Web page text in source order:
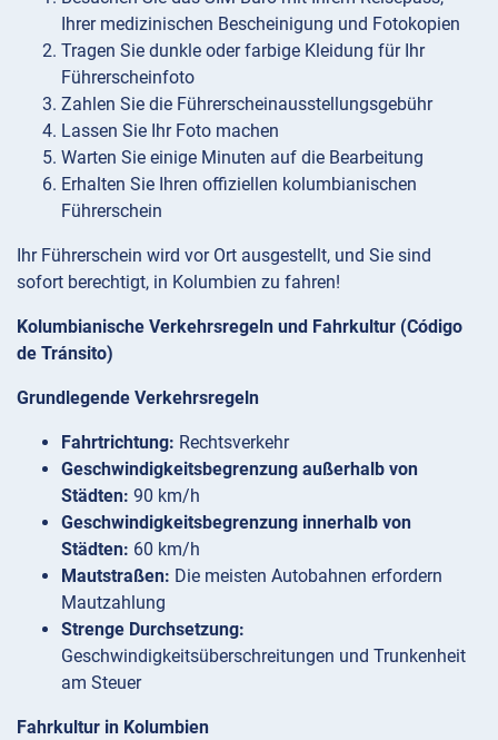
Ihrer medizinischen Bescheinigung und Fotokopien
Tragen Sie dunkle oder farbige Kleidung für Ihr
Führerscheinfoto
Zahlen Sie die Führerscheinausstellungsgebühr
Lassen Sie Ihr Foto machen
Warten Sie einige Minuten auf die Bearbeitung
Erhalten Sie Ihren offiziellen kolumbianischen
Führerschein
Ihr Führerschein wird vor Ort ausgestellt, und Sie sind
sofort berechtigt, in Kolumbien zu fahren!
Kolumbianische Verkehrsregeln und Fahrkultur (Código
de Tránsito)
Grundlegende Verkehrsregeln
Fahrtrichtung: Rechtsverkehr
Geschwindigkeitsbegrenzung außerhalb von
Städten: 90 km/h
Geschwindigkeitsbegrenzung innerhalb von
Städten: 60 km/h
Mautstraßen: Die meisten Autobahnen erfordern
Mautzahlung
Strenge Durchsetzung:
Geschwindigkeitsüberschreitungen und Trunkenheit
am Steuer
Fahrkultur in Kolumbien